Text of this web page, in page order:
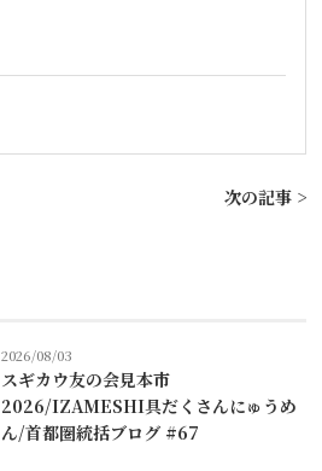
次の記事 >
2026/08/03
スギカウ友の会見本市
2026/IZAMESHI具だくさんにゅうめ
ん/首都圏統括ブログ #67